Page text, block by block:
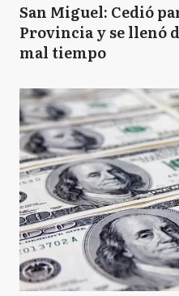
San Miguel: Cedió
Provincia y se llenó
mal tiempo